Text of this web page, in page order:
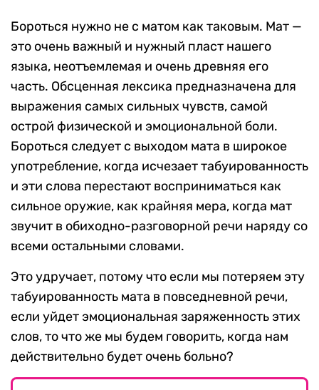
Бороться нужно не с матом как таковым. Мат —
это очень важный и нужный пласт нашего
языка, неотъемлемая и очень древняя его
часть. Обсценная лексика предназначена для
выражения самых сильных чувств, самой
острой физической и эмоциональной боли.
Бороться следует с выходом мата в широкое
употребление, когда исчезает табуированность
и эти слова перестают восприниматься как
сильное оружие, как крайняя мера, когда мат
звучит в обиходно-разговорной речи наряду со
всеми остальными словами.
Это удручает, потому что если мы потеряем эту
табуированность мата в повседневной речи,
если уйдет эмоциональная заряженность этих
слов, то что же мы будем говорить, когда нам
действительно будет очень больно?